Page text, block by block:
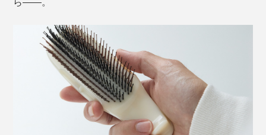
傷んだ髪（左）は、ツヤのある健康な髪（右）にくらべて、不健康な雰囲気に見
傷んだ髪は、あなた自身の表情や雰囲気を、暗く見せて
しまいがちです。
『572（ゴーナナニ）』のトリートメントで、髪のケア
を始めてください。